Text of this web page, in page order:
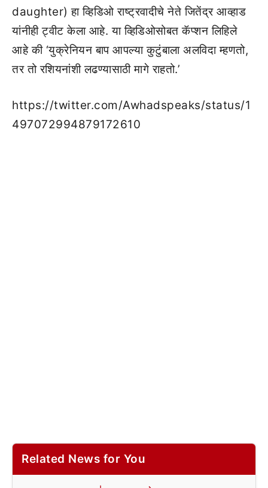
daughter) हा व्हिडिओ राष्ट्रवादीचे नेते जितेंद्र आव्हाड
यांनीही ट्वीट केला आहे. या व्हिडिओसोबत कॅप्शन लिहिले
आहे की ‘युक्रेनियन बाप आपल्या कुटुंबाला अलविदा म्हणतो,
तर तो रशियनांशी लढण्यासाठी मागे राहतो.’
https://twitter.com/Awhadspeaks/status/1
497072994879172610
Related News for You